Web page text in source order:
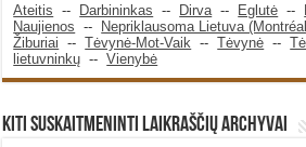
Ateitis -- Darbininkas -- Dirva -- Eglutė --
Naujienos -- Nepriklausoma Lietuva
Žiburiai --Tėvynė-Mot-Vaik --Tėvynė --
lietuvninkų --Vienybė
KITI SUSKAITMENINTI LAIKRAŠČIŲ ARCHYVAI